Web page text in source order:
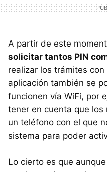
A partir de este
solicitar tantos PIN
realizar los trámites
aplicación también se
funcionen vía WiFi, por
tener en cuenta que los
un teléfono con el que
sistema para poder
Lo cierto es que